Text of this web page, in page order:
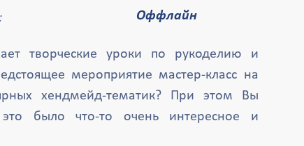
Оффлайн
творческие уроки по рукоделию и
мероприятие мастер-класс на
хендмейд-тематик? При этом Вы
было что-то очень интересное и